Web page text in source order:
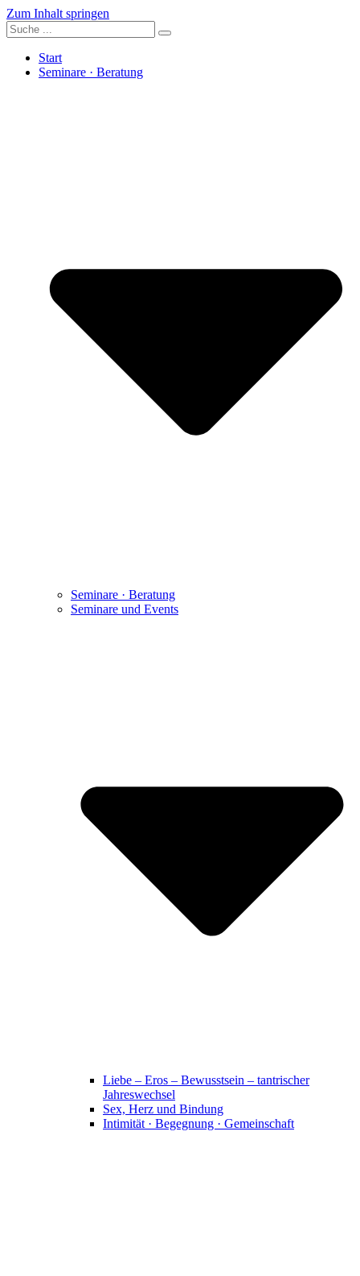
Zum Inhalt springen
Start
Seminare · Beratung
Seminare · Beratung
Seminare und Events
Liebe – Eros – Bewusstsein – tantrischer
Jahreswechsel
Sex, Herz und Bindung
Intimität · Begegnung · Gemeinschaft